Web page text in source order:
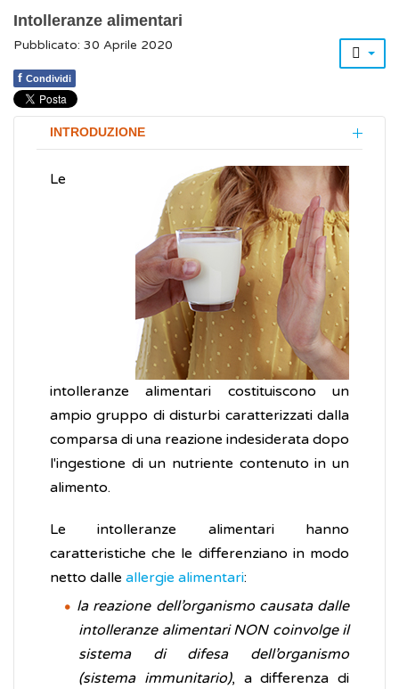
Intolleranze alimentari
Pubblicato: 30 Aprile 2020
f Condividi
INTRODUZIONE
Le
intolleranze alimentari costituiscono un
ampio gruppo di disturbi caratterizzati dalla
comparsa di una reazione indesiderata dopo
l'ingestione di un nutriente contenuto in un
alimento.
Le intolleranze alimentari hanno
caratteristiche che le differenziano in modo
netto dalle allergie alimentari:
la reazione dell’organismo causata dalle
intolleranze alimentari NON coinvolge il
sistema di difesa dell’organismo
(sistema immunitario), a differenza di